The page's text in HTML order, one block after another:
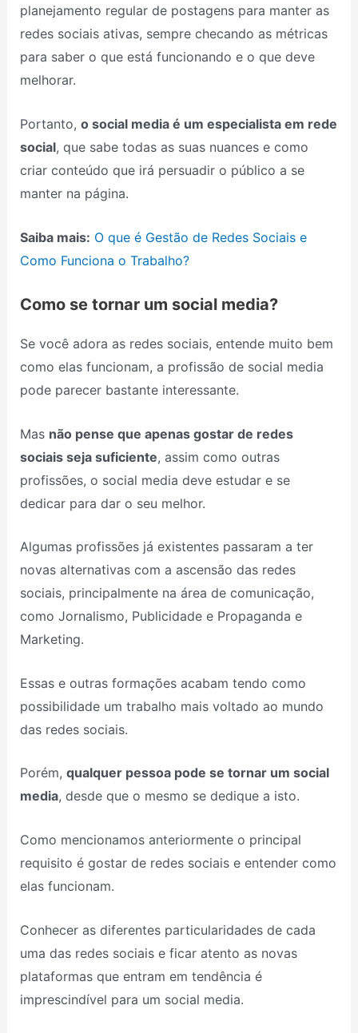
planejamento regular de postagens para manter as
redes sociais ativas, sempre checando as métricas
para saber o que está funcionando e o que deve
melhorar.
Portanto, o social media é um especialista em rede
social, que sabe todas as suas nuances e como
criar conteúdo que irá persuadir o público a se
manter na página.
Saiba mais: O que é Gestão de Redes Sociais e
Como Funciona o Trabalho?
Como se tornar um social media?
Se você adora as redes sociais, entende muito bem
como elas funcionam, a profissão de social media
pode parecer bastante interessante.
Mas não pense que apenas gostar de redes
sociais seja suficiente, assim como outras
profissões, o social media deve estudar e se
dedicar para dar o seu melhor.
Algumas profissões já existentes passaram a ter
novas alternativas com a ascensão das redes
sociais, principalmente na área de comunicação,
como Jornalismo, Publicidade e Propaganda e
Marketing.
Essas e outras formações acabam tendo como
possibilidade um trabalho mais voltado ao mundo
das redes sociais.
Porém, qualquer pessoa pode se tornar um social
media, desde que o mesmo se dedique a isto.
Como mencionamos anteriormente o principal
requisito é gostar de redes sociais e entender como
elas funcionam.
Conhecer as diferentes particularidades de cada
uma das redes sociais e ficar atento as novas
plataformas que entram em tendência é
imprescindível para um social media.